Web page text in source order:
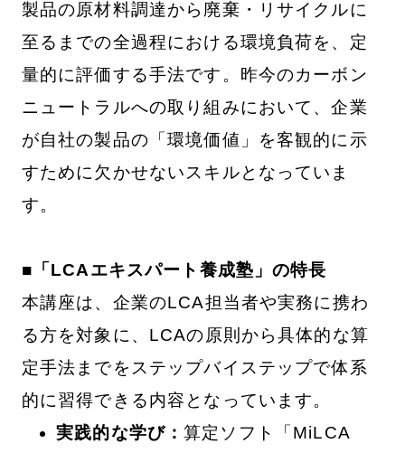
製品の原材料調達から廃棄・リサイクルに
至るまでの全過程における環境負荷を、定
量的に評価する手法です。昨今のカーボン
ニュートラルへの取り組みにおいて、企業
が自社の製品の「環境価値」を客観的に示
すために欠かせないスキルとなっていま
す。
■「LCAエキスパート養成塾」の特長
本講座は、企業のLCA担当者や実務に携わ
る方を対象に、LCAの原則から具体的な算
定手法までをステップバイステップで体系
的に習得できる内容となっています。
実践的な学び：算定ソフト「MiLCA